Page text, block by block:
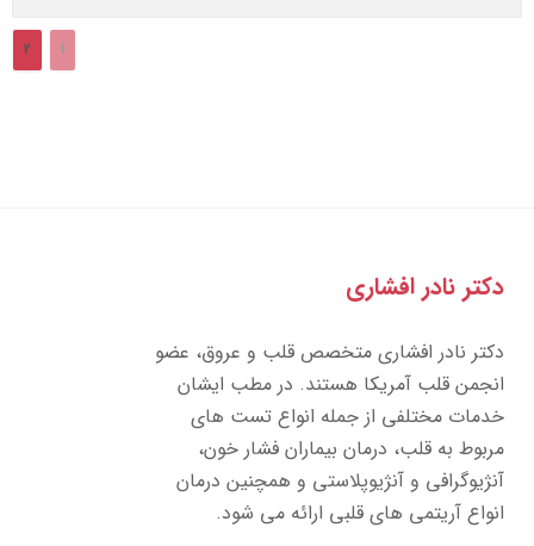
1
2
دکتر نادر افشاری
دکتر نادر افشاری متخصص قلب و عروق، عضو
انجمن قلب آمریکا هستند. در مطب ایشان
خدمات مختلفی از جمله انواع تست های
مربوط به قلب، درمان بیماران فشار خون،
آنژیوگرافی و آنژیوپلاستی و همچنین درمان
انواع آریتمی های قلبی ارائه می شود.